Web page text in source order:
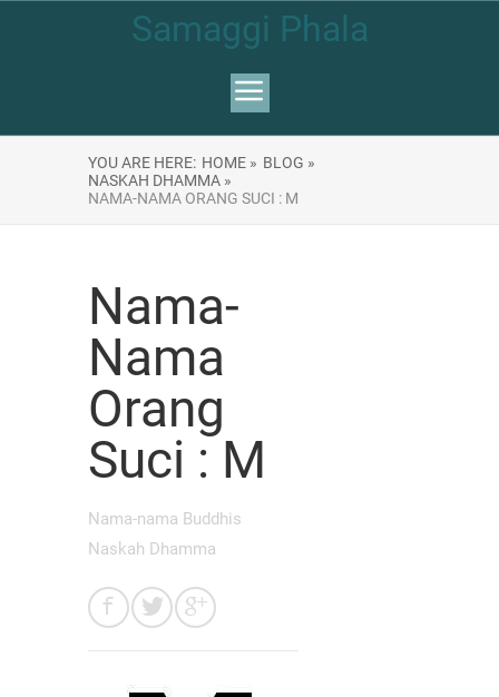
Samaggi Phala
YOU ARE HERE: HOME » BLOG »
NASKAH DHAMMA »
NAMA-NAMA ORANG SUCI : M
Nama-
Nama
Orang
Suci : M
Nama-nama Buddhis
Naskah Dhamma